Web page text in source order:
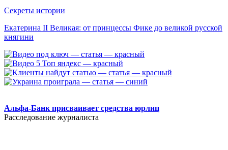
Секреты истории
Екатерина II Великая: от принцессы Фике до великой русской
княгини
Альфа-Банк присваивает средства юрлиц
Расследование журналиста